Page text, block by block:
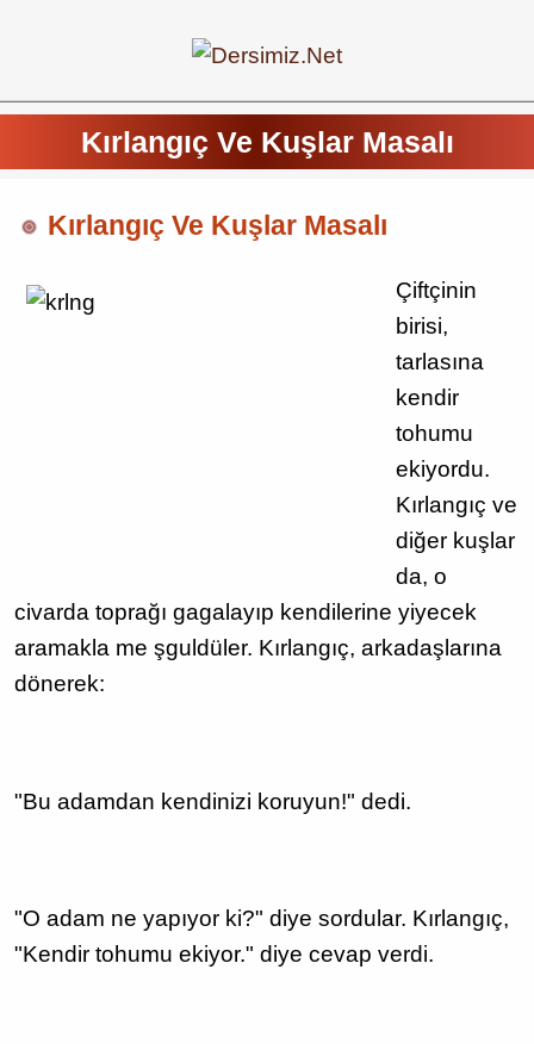
Kırlangıç Ve Kuşlar Masalı
Kırlangıç Ve Kuşlar Masalı
Çiftçinin
birisi,
tarlasına
kendir
tohumu
ekiyordu.
Kırlangıç ve
diğer kuşlar
da, o
civarda toprağı gagalayıp kendilerine yiyecek
aramakla me şguldüler. Kırlangıç, arkadaşlarına
dönerek:
"Bu adamdan kendinizi koruyun!" dedi.
"O adam ne yapıyor ki?" diye sordular. Kırlangıç,
"Kendir tohumu ekiyor." diye cevap verdi.